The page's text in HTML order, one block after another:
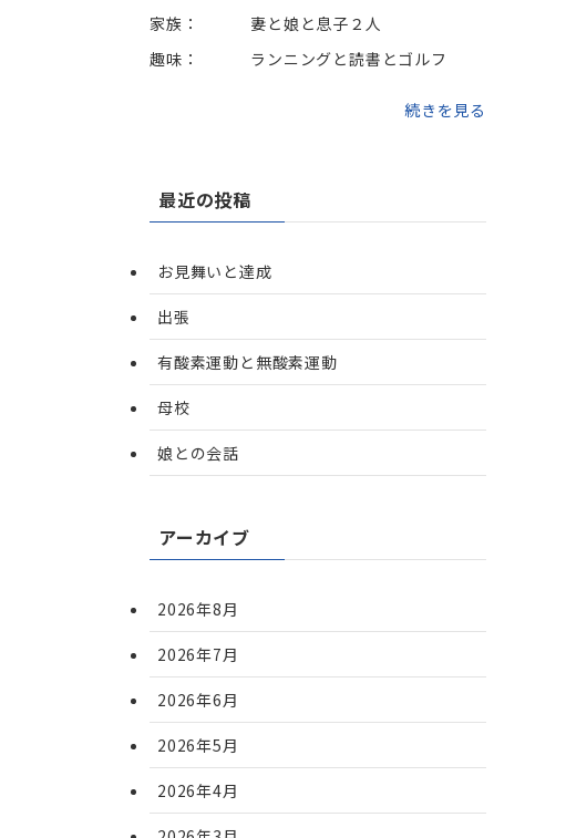
家族：
妻と娘と息子２人
趣味：
ランニングと読書とゴルフ
続きを見る
最近の投稿
お見舞いと達成
出張
有酸素運動と無酸素運動
母校
娘との会話
アーカイブ
2026年8月
2026年7月
2026年6月
2026年5月
2026年4月